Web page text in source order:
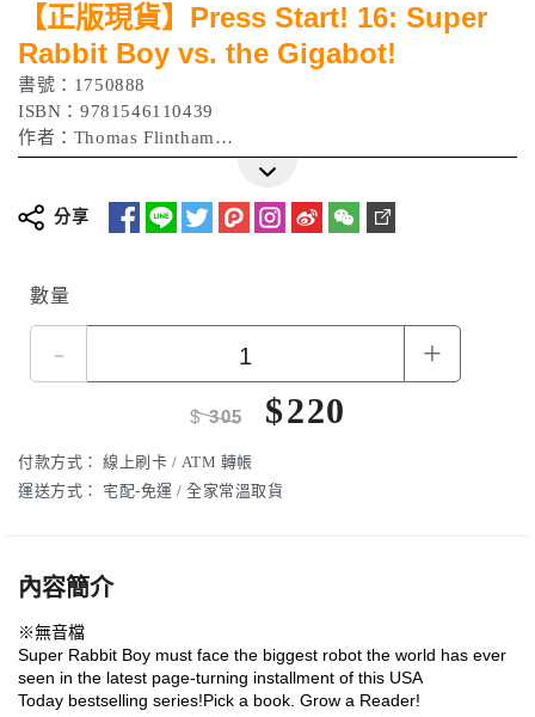
【正版現貨】Press Start! 16: Super
Rabbit Boy vs. the Gigabot!
書號：1750888
ISBN：9781546110439
作者：Thomas Flintham
藍思閱讀分級Lexile®：550L
分享
數量
- +
$305 $220
付款方式： 線上刷卡 / ATM 轉帳
運送方式：
宅配-免運 / 全家常溫取貨
內容簡介
※無音檔
Super Rabbit Boy must face the biggest robot the world has ever
seen in the latest page-turning installment of this USA
Today bestselling series!Pick a book. Grow a Reader!